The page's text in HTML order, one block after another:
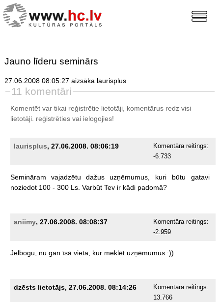
Jauno līderu seminārs
27.06.2008 08:05:27 aizsāka laurisplus
11 komentāri
Komentēt var tikai reģistrētie lietotāji, komentārus redz visi
lietotāji. reģistrētiesvai ielogojies!
laurisplus, 27.06.2008. 08:06:19
Komentāra reitings:
-6.733
Semināram vajadzētu dažus uzņēmumus, kuri būtu
gatavi
noziedot 100 - 300 Ls. Varbūt Tev ir kādi padomā?
aniimy, 27.06.2008. 08:08:37
Komentāra reitings:
-2.959
Jelbogu, nu gan īsā vieta, kur meklēt uzņēmumus :))
dzēsts lietotājs, 27.06.2008. 08:14:26
Komentāra reitings:
13.766